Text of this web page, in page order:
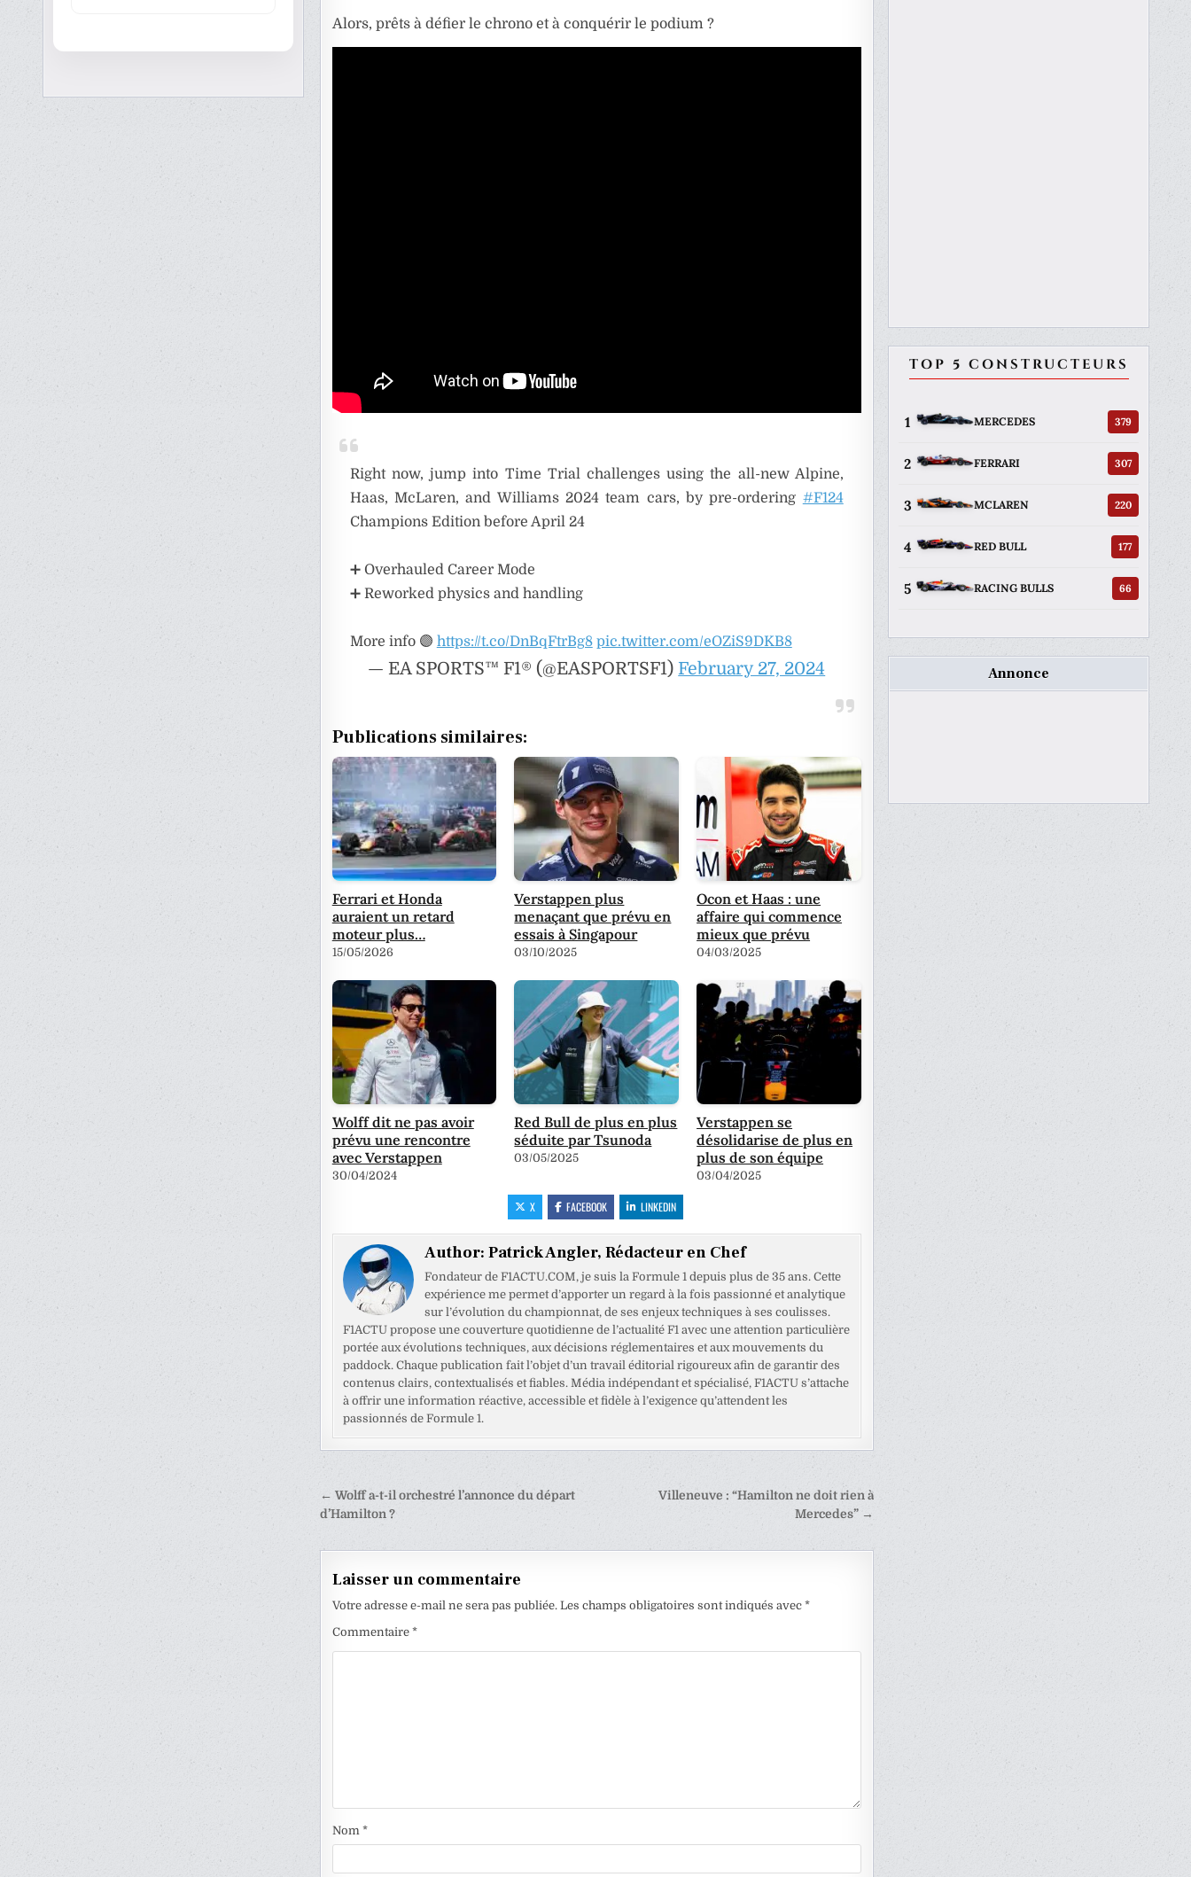
Alors, prêts à défier le chrono et à conquérir le podium ?
Right now, jump into Time Trial challenges using the all-new Alpine,
Haas, McLaren, and Williams 2024 team cars, by pre-ordering #F124
Champions Edition before April 24
➕ Overhauled Career Mode
➕ Reworked physics and handling
More info 🟣 https://t.co/DnBqFtrBg8 pic.twitter.com/eOZiS9DKB8
— EA SPORTS™ F1® (@EASPORTSF1)February 27, 2024
Publications similaires:
Ferrari et Honda
auraient un retard
moteur plus…
15/05/2026
Verstappen plus
menaçant que prévu en
essais à Singapour
03/10/2025
Ocon et Haas : une
affaire qui commence
mieux que prévu
04/03/2025
Wolff dit ne pas avoir
prévu une rencontre
avec Verstappen
30/04/2024
Red Bull de plus en plus
séduite par Tsunoda
03/05/2025
Verstappen se
désolidarise de plus en
plus de son équipe
03/04/2025
X FACEBOOK LINKEDIN
Author: Patrick Angler, Rédacteur en Chef
Fondateur de F1ACTU.COM, je suis la Formule 1 depuis plus de 35 ans. Cette
expérience me permet d’apporter un regard à la fois passionné et analytique
sur l’évolution du championnat, de ses enjeux techniques à ses coulisses.
F1ACTU propose une couverture quotidienne de l’actualité F1 avec une attention particulière
portée aux évolutions techniques, aux décisions réglementaires et aux mouvements du
paddock. Chaque publication fait l’objet d’un travail éditorial rigoureux afin de garantir des
contenus clairs, contextualisés et fiables. Média indépendant et spécialisé, F1ACTU s’attache
à offrir une information réactive, accessible et fidèle à l’exigence qu’attendent les
passionnés de Formule 1.
Navigation
de
l’article
Villeneuve : “Hamilton ne doit rien à
Mercedes” →
← Wolff a-t-il orchestré l’annonce du départ
d’Hamilton ?
Laisser un commentaire
Votre adresse e-mail ne sera pas publiée. Les champs obligatoires sont indiqués avec *
Commentaire *
Nom *
TOP 5 CONSTRUCTEURS
1 MERCEDES 379
2 FERRARI 307
3 MCLAREN 220
4 RED BULL 177
5 RACING BULLS 66
Annonce